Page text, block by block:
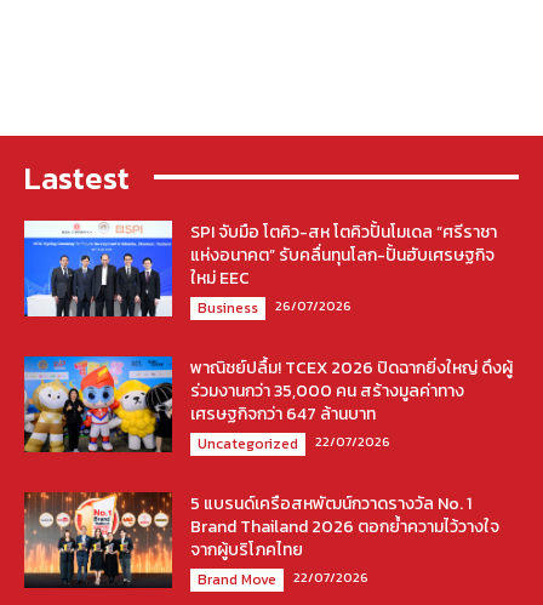
Lastest
SPI จับมือ โตคิว-สห โตคิวปั้นโมเดล “ศรีราชา
แห่งอนาคต” รับคลื่นทุนโลก-ปั้นฮับเศรษฐกิจ
ใหม่ EEC
Business 26/07/2026
พาณิชย์ปลื้ม! TCEX 2026 ปิดฉากยิ่งใหญ่ ดึงผู้
ร่วมงานกว่า 35,000 คน สร้างมูลค่าทาง
เศรษฐกิจกว่า 647 ล้านบาท
Uncategorized 22/07/2026
5 แบรนด์เครือสหพัฒน์กวาดรางวัล No. 1
Brand Thailand 2026 ตอกย้ำความไว้วางใจ
จากผู้บริโภคไทย
Brand Move 22/07/2026